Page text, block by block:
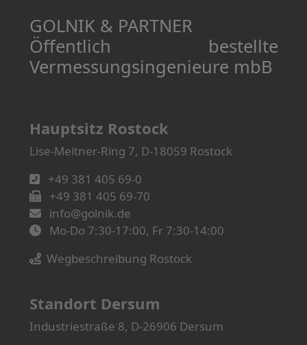
GOLNIK & PARTNER
Öffentlich bestellte
Vermessungs­­ingenieure mbB
Hauptsitz Rostock
Lise-Meitner-Ring 7, D-18059 Rostock
+49 381 405 69-0
+49 381 405 69-70
info@golnik.de
Mo-Do 7:30-17:00, Fr 7:30-14:00
Wegbeschreibung Rostock
Standort Dersum
Industriestraße 8, D-26906 Dersum